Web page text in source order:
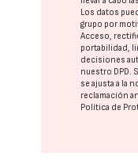
Los datos
grupo por
Acceso,
portabilidad,
decisiones
nuestro DPD.
se ajusta a la
reclamación
Política de